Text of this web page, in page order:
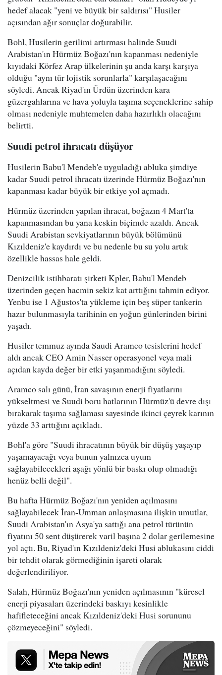
hedef alacak "yeni ve büyük bir saldırısı" Husiler
açısından ağır sonuçlar doğurabilir.
Bohl, Husilerin gerilimi artırması halinde Suudi
Arabistan'ın Hürmüz Boğazı'nın kapanması nedeniyle
kıyıdaki Körfez Arap ülkelerinin şu anda karşı karşıya
olduğu "aynı tür lojistik sorunlarla" karşılaşacağını
söyledi. Ancak Riyad'ın Ürdün üzerinden kara
güzergahlarına ve hava yoluyla taşıma seçeneklerine sahip
olması nedeniyle muhtemelen daha hazırlıklı olacağını
belirtti.
Suudi petrol ihracatı düşüyor
Husilerin Babu'l Mendeb'e uyguladığı abluka şimdiye
kadar Suudi petrol ihracatı üzerinde Hürmüz Boğazı'nın
kapanması kadar büyük bir etkiye yol açmadı.
Hürmüz üzerinden yapılan ihracat, boğazın 4 Mart'ta
kapanmasından bu yana keskin biçimde azaldı. Ancak
Suudi Arabistan sevkiyatlarının büyük bölümünü
Kızıldeniz'e kaydırdı ve bu nedenle bu su yolu artık
özellikle hassas hale geldi.
Denizcilik istihbaratı şirketi Kpler, Babu'l Mendeb
üzerinden geçen hacmin sekiz kat arttığını tahmin ediyor.
Yenbu ise 1 Ağustos'ta yükleme için beş süper tankerin
hazır bulunmasıyla tarihinin en yoğun günlerinden birini
yaşadı.
Husiler temmuz ayında Saudi Aramco tesislerini hedef
aldı ancak CEO Amin Nasser operasyonel veya mali
açıdan kayda değer bir etki yaşanmadığını söyledi.
Aramco salı günü, İran savaşının enerji fiyatlarını
yükseltmesi ve Suudi boru hatlarının Hürmüz'ü devre dışı
bırakarak taşıma sağlaması sayesinde ikinci çeyrek karının
yüzde 33 arttığını açıkladı.
Bohl'a göre "Suudi ihracatının büyük bir düşüş yaşayıp
yaşamayacağı veya bunun yalnızca uyum
sağlayabilecekleri aşağı yönlü bir baskı olup olmadığı
henüz belli değil".
Bu hafta Hürmüz Boğazı'nın yeniden açılmasını
sağlayabilecek İran-Umman anlaşmasına ilişkin umutlar,
Suudi Arabistan'ın Asya'ya sattığı ana petrol türünün
fiyatını 50 sent düşürerek varil başına 2 dolar gerilemesine
yol açtı. Bu, Riyad'ın Kızıldeniz'deki Husi ablukasını ciddi
bir tehdit olarak görmediğinin işareti olarak
değerlendiriliyor.
Salah, Hürmüz Boğazı'nın yeniden açılmasının "küresel
enerji piyasaları üzerindeki baskıyı kesinlikle
hafifleteceğini ancak Kızıldeniz'deki Husi sorununu
çözmeyeceğini" söyledi.